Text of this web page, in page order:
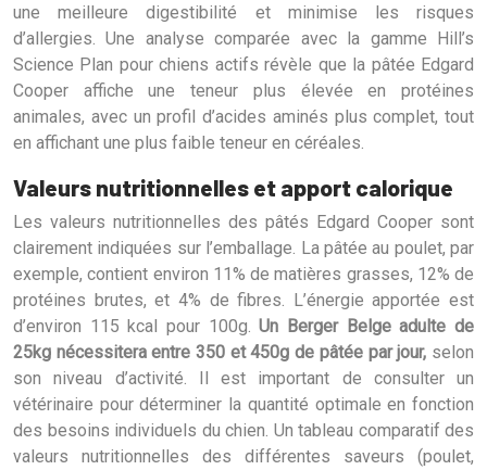
une meilleure digestibilité et minimise les risques
d’allergies. Une analyse comparée avec la gamme Hill’s
Science Plan pour chiens actifs révèle que la pâtée Edgard
Cooper affiche une teneur plus élevée en protéines
animales, avec un profil d’acides aminés plus complet, tout
en affichant une plus faible teneur en céréales.
Valeurs nutritionnelles et apport calorique
Les valeurs nutritionnelles des pâtés Edgard Cooper sont
clairement indiquées sur l’emballage. La pâtée au poulet, par
exemple, contient environ 11% de matières grasses, 12% de
protéines brutes, et 4% de fibres. L’énergie apportée est
d’environ 115 kcal pour 100g.Un Berger Belge adulte de
25kg nécessitera entre 350 et 450g de pâtée par jour, selon
son niveau d’activité. Il est important de consulter un
vétérinaire pour déterminer la quantité optimale en fonction
des besoins individuels du chien. Un tableau comparatif des
valeurs nutritionnelles des différentes saveurs (poulet,